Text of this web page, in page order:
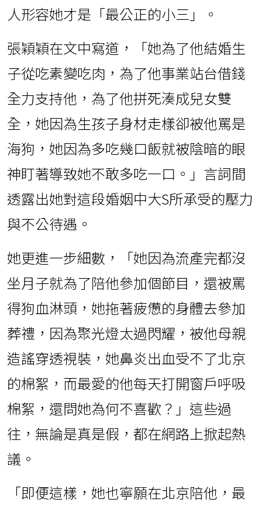
人形容她才是「最公正的小三」。
張穎穎在文中寫道，「她為了他結婚生
子從吃素變吃肉，為了他事業站台借錢
全力支持他，為了他拼死湊成兒女雙
全，她因為生孩子身材走樣卻被他罵是
海狗，她因為多吃幾口飯就被陰暗的眼
神盯著導致她不敢多吃一口。」言詞間
透露出她對這段婚姻中大S所承受的壓力
與不公待遇。
她更進一步細數，「她因為流產完都沒
坐月子就為了陪他參加個節目，還被罵
得狗血淋頭，她拖著疲憊的身體去參加
葬禮，因為聚光燈太過閃耀，被他母親
造謠穿透視裝，她鼻炎出血受不了北京
的棉絮，而最愛的他每天打開窗戶呼吸
棉絮，還問她為何不喜歡？」這些過
往，無論是真是假，都在網路上掀起熱
議。
「即便這樣，她也寧願在北京陪他，最